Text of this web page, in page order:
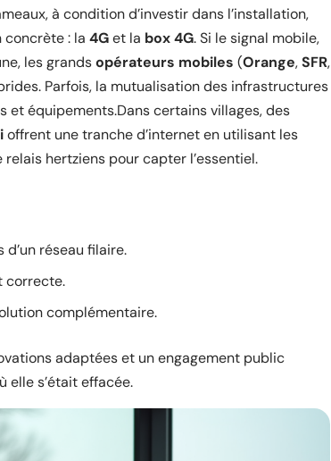
à condition d’investir dans l’installation,
: la 4Get la box 4G. Si le signal mobile,
les grandsopérateurs mobiles (Orange,SFR,
Parfois, la mutualisation des infrastructures
et équipements.Dans certains villages, des
offrent une tranche d’internet en utilisant les
hertziens pour capter l’essentiel.
réseau filaire.
correcte.
complémentaire.
adaptées et un engagement public
elle s’était effacée.